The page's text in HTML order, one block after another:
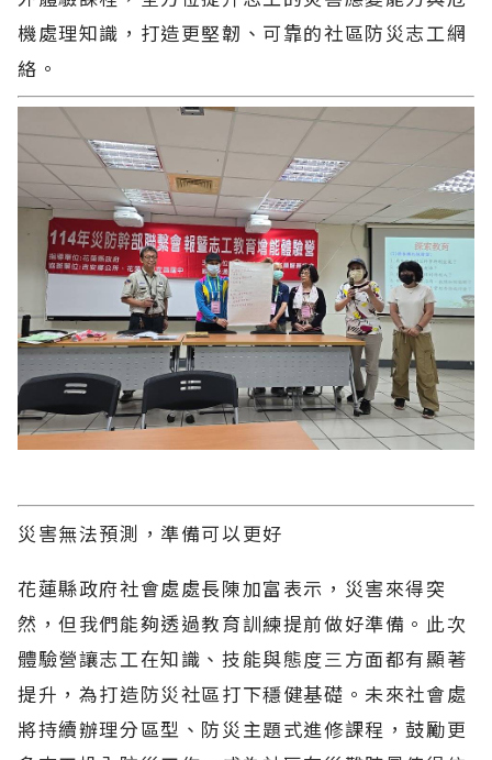
機處理知識，打造更堅韌、可靠的社區防災志工網
絡。
災害無法預測，準備可以更好
花蓮縣政府社會處處長陳加富表示，災害來得突
然，但我們能夠透過教育訓練提前做好準備。此次
體驗營讓志工在知識、技能與態度三方面都有顯著
提升，為打造防災社區打下穩健基礎。未來社會處
將持續辦理分區型、防災主題式進修課程，鼓勵更